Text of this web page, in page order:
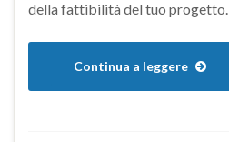
della fattibilità del tuo progetto.
Continua a leggere